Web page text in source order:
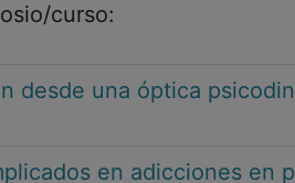
curso:
desde una óptica
en adicciones en